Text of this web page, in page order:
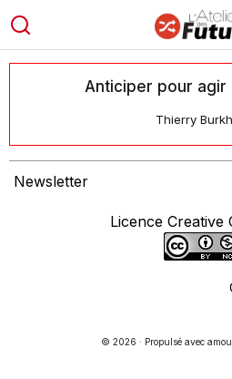
Anticiper pour agir
Thierry
Newsletter
Licence Creative
© 2026 · Propulsé avec